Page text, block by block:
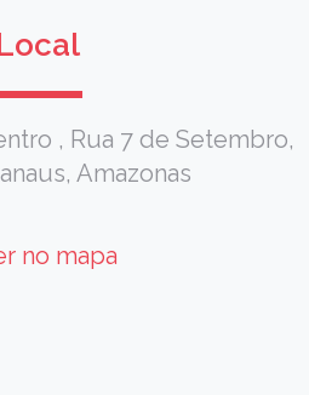
, Rua 7 de Setembro,
Amazonas
no mapa